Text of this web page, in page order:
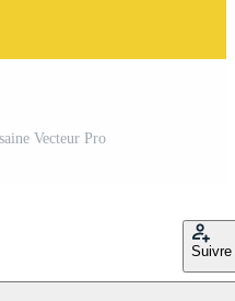
Vecteur Pro
Suivre